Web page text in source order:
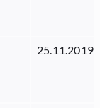
25.11.2019